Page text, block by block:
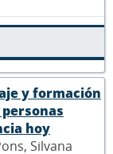
y formación
hoy
Silvana